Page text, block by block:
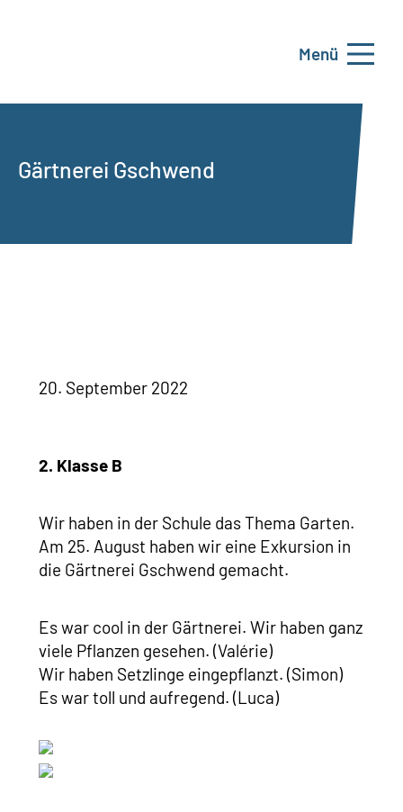
Menü
Gärtnerei Gschwend
20. September 2022
2. Klasse B
Wir haben in der Schule das Thema Garten.
Am 25. August haben wir eine Exkursion in
die Gärtnerei Gschwend gemacht.
Es war cool in der Gärtnerei. Wir haben ganz
viele Pflanzen gesehen. (Valérie)
Wir haben Setzlinge eingepflanzt. (Simon)
Es war toll und aufregend. (Luca)